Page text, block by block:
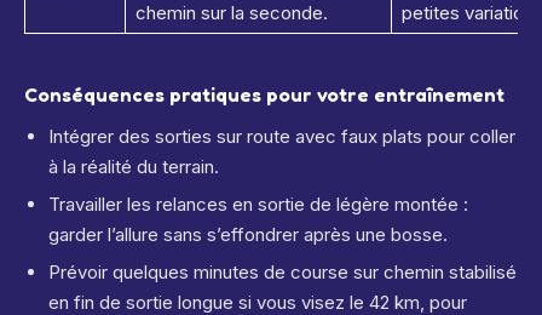
chemin sur la seconde.
petites
Conséquences pratiques pour votre entraînement
Intégrer des sorties sur route avec faux plats pour coller
à la réalité du terrain.
Travailler les relances en sortie de légère montée :
garder l’allure sans s’effondrer après une bosse.
Prévoir quelques minutes de course sur chemin stabilisé
en fin de sortie longue si vous visez le 42 km, pour